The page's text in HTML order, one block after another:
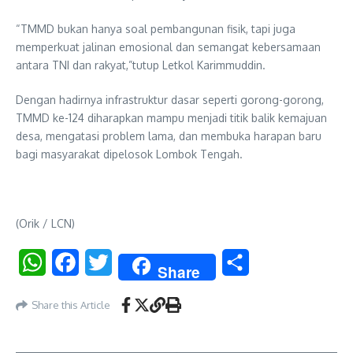
“TMMD bukan hanya soal pembangunan fisik, tapi juga
memperkuat jalinan emosional dan semangat kebersamaan
antara TNI dan rakyat,”tutup Letkol Karimmuddin.
Dengan hadirnya infrastruktur dasar seperti gorong-gorong,
TMMD ke-124 diharapkan mampu menjadi titik balik kemajuan
desa, mengatasi problem lama, dan membuka harapan baru
bagi masyarakat dipelosok Lombok Tengah.
(Orik / LCN)
WhatsAppFacebookTwitter Share
Share this Article